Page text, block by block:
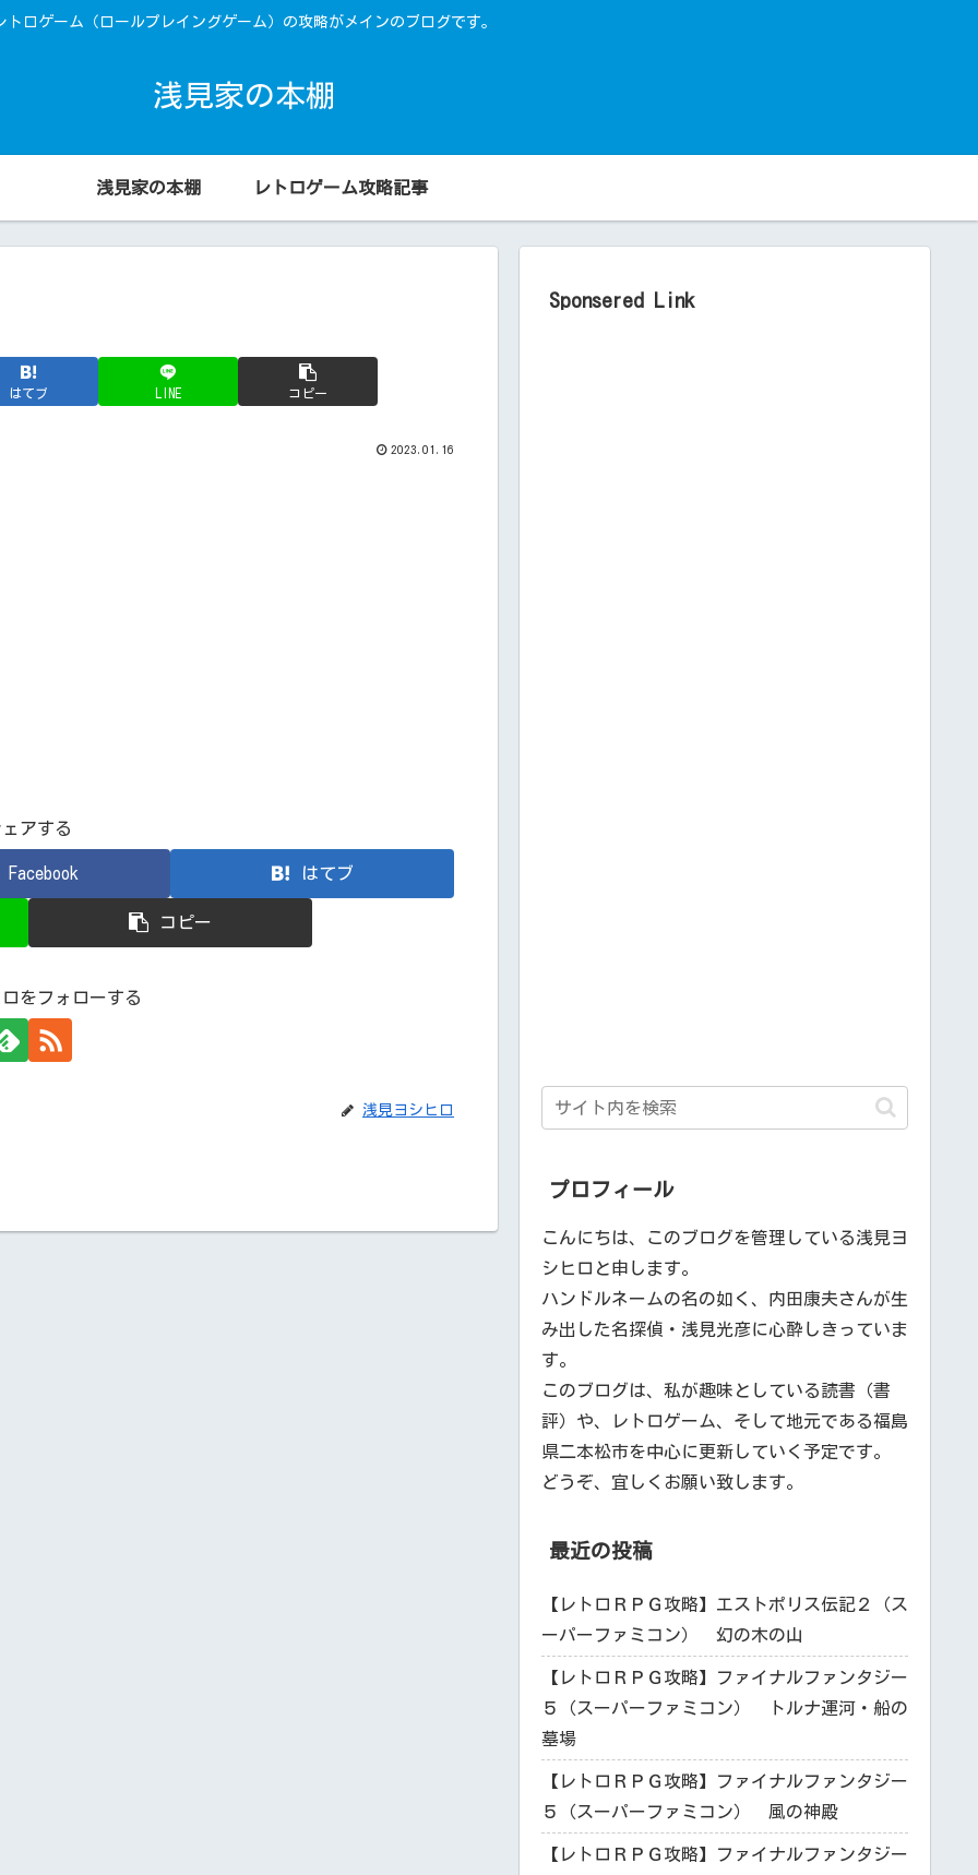
トロゲーム（ロールプレイングゲーム）の攻略がメインのブログです。
浅見家の本棚
浅見家の本棚 レトロゲーム攻略記事
はてブ LINE コピー
2023.01.16
ェアする
Facebook はてブ
コピー
をフォローする
浅見ヨシヒロ
Sponsered Link
プロフィール
こんにちは、このブログを管理している浅見ヨ
シヒロと申します。
ハンドルネームの名の如く、内田康夫さんが生
み出した名探偵・浅見光彦に心酔しきっていま
す。
このブログは、私が趣味としている読書（書
評）や、レトロゲーム、そして地元である福島
県二本松市を中心に更新していく予定です。
どうぞ、宜しくお願い致します。
最近の投稿
【レトロＲＰＧ攻略】エストポリス伝記２（ス
ーパーファミコン） 幻の木の山
【レトロＲＰＧ攻略】ファイナルファンタジー
５（スーパーファミコン） トルナ運河・船の
墓場
【レトロＲＰＧ攻略】ファイナルファンタジー
５（スーパーファミコン） 風の神殿
【レトロＲＰＧ攻略】ファイナルファンタジー